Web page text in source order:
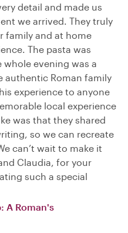
detail and made us
we arrived. They truly
family and at home
The pasta was
evening was a
authentic Roman family
experience to anyone
local experience
was that they shared
so we can recreate
can’t wait to make it
Claudia, for your
such a special
A Roman's